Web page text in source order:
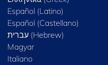
Español (Latino)
Español (Castellano)
Magyar
Italiano